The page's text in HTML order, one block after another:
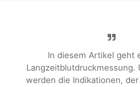
In diesem Artikel geht
Langzeitblutdruckmessung.
werden die Indikationen,